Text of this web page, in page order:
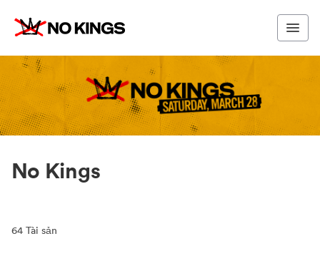
No Kings
64 Tài sản